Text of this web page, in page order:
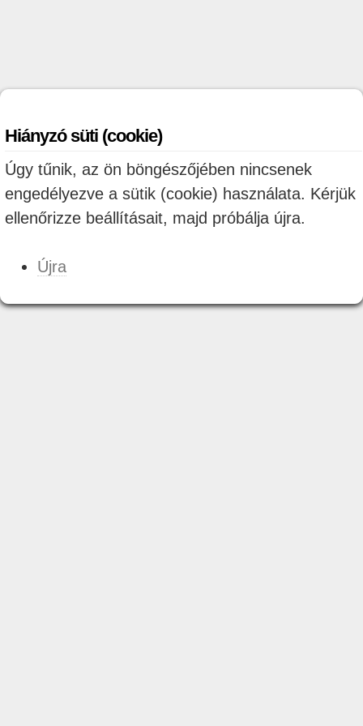
Hiányzó süti (cookie)
Úgy tűnik, az ön böngészőjében nincsenek
engedélyezve a sütik (cookie) használata. Kérjük
ellenőrizze beállításait, majd próbálja újra.
Újra